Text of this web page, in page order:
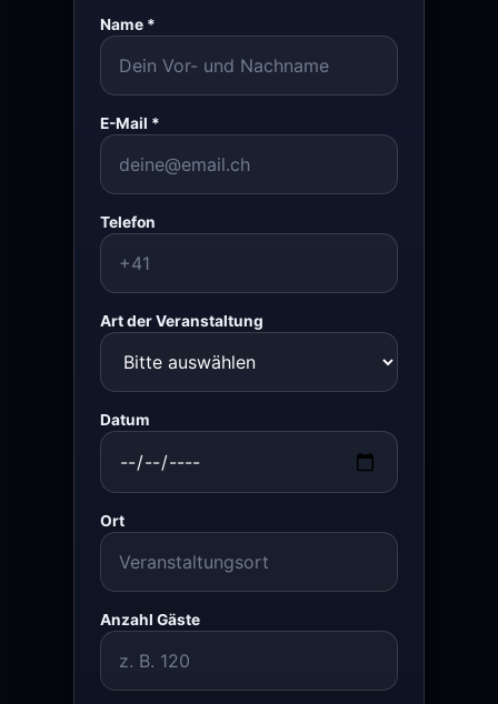
Name *
E-Mail *
Telefon
Art der Veranstaltung
Datum
Ort
Anzahl Gäste